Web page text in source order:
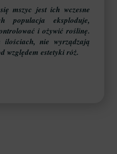
mszyc jest ich wczesne
populacja eksploduje,
i ożywić roślinę.
nie wyrządzają
względem estetyki róż.